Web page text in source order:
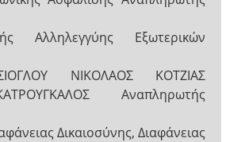
Αλληλεγγύης Εξωτερικών
ΝΙΚΟΛΑΟΣ ΚΟΤΖΙΑΣ
Αναπληρωτής
Δικαιοσύνης, Διαφάνειας